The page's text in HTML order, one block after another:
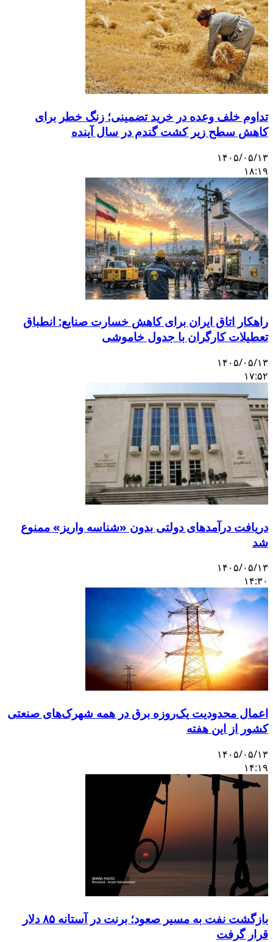
تداوم خلف وعده در خرید تضمینی؛ زنگ خطر برای
کاهش سطح زیر کشت گندم در سال آینده
۱۴۰۵/۰۵/۱۳
۱۸:۱۹
راهکار اتاق ایران برای کاهش خسارت صنایع: انطباق
تعطیلات کارگران با جدول خاموشی
۱۴۰۵/۰۵/۱۳
۱۷:۵۲
دریافت درآمدهای دولتی بدون «شناسه واریز» ممنوع
شد
۱۴۰۵/۰۵/۱۳
۱۴:۳۰
اعمال محدودیت یک‌روزه برق در همه شهرک‌های صنعتی
کشور از این هفته
۱۴۰۵/۰۵/۱۳
۱۴:۱۹
بازگشت نفت به مسیر صعود؛ برنت در آستانه ۸۵ دلار
قرار گرفت